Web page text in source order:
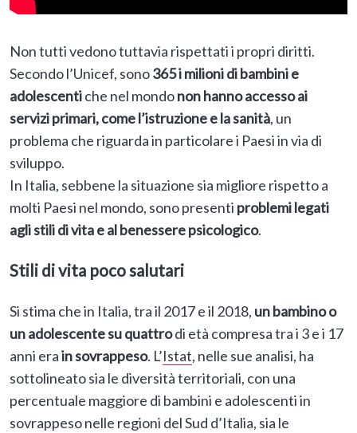
Non tutti vedono tuttavia rispettati i propri diritti.
Secondo l’Unicef, sono365 i milioni di bambini e
adolescentiche nel mondonon hanno accesso ai
servizi primari, come l’istruzione e la sanità, un
problema che riguarda in particolare i Paesi in via di
sviluppo.
In Italia, sebbene la situazione sia migliore rispetto a
molti Paesi nel mondo, sono presenti problemi legati
agli stili di vita e al benessere psicologico.
Stili di vita poco salutari
Si stima che in Italia, tra il 2017 e il 2018, un bambino o
un adolescente su quattrodi età compresa tra i 3 e i 17
anni erain sovrappeso. L’Istat, nelle sue analisi, ha
sottolineato sia le diversità territoriali, con una
percentuale maggiore di bambini e adolescenti in
sovrappeso nelle regioni del Sud d’Italia, sia le